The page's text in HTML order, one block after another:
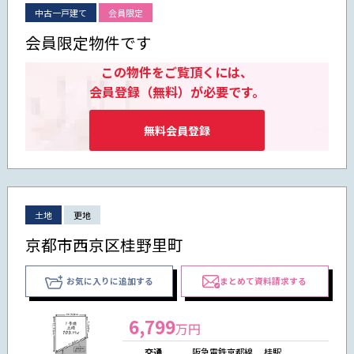
中古一戸建て 会員限定
会員限定物件です
この物件をご覧頂くには、
会員登録（無料）が必要です。
無料会員登録
土地 更地
京都市西京区桂野里町
お気に入りに追加する まとめて資料請求する
6,799万円